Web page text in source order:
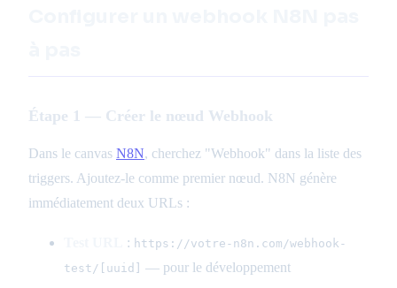
Étape 1 — Créer le nœud Webhook
Dans le canvas N8N, cherchez "Webhook" dans la liste des
triggers. Ajoutez-le comme premier nœud. N8N génère
immédiatement deux URLs :
: https://votre-n8n.com/webhook-
test/[uuid]
— pour le développement